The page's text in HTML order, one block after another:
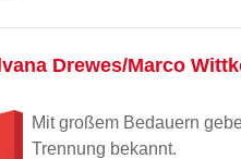
Drewes/Marco
Mit großem Bedauern
Trennung bekannt.